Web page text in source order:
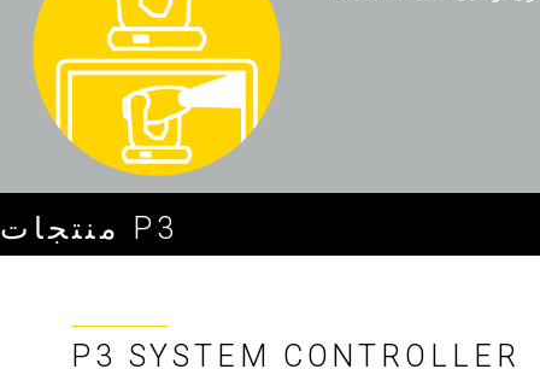
منتجات P3
P3 SYSTEM CONTROLLER